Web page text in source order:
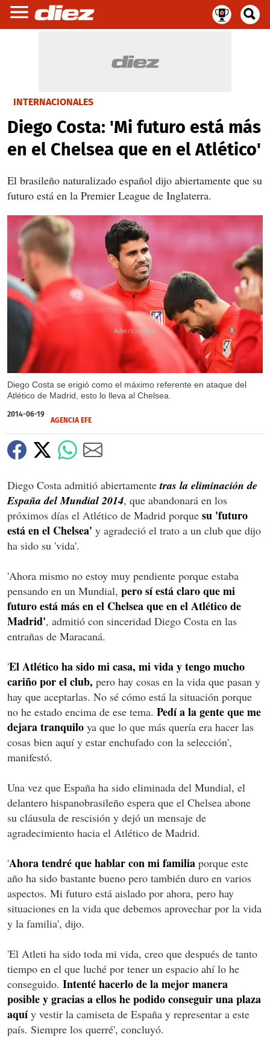
INTERNACIONALES
Diego Costa: 'Mi futuro está más
en el Chelsea que en el Atlético'
El brasileño naturalizado español dijo abiertamente que su
futuro está en la Premier League de Inglaterra.
Diego Costa se erigió como el máximo referente en ataque del
Atlético de Madrid, esto lo lleva al Chelsea.
X
2014-06-19
AGENCIA EFE
Diego Costa admitió abiertamentetras la eliminación de
España del Mundial 2014, que abandonará en los
próximos días el Atlético de Madrid porque su 'futuro
está en el Chelsea' y agradeció el trato a un club que dijo
ha sido su 'vida'.
'Ahora mismo no estoy muy pendiente porque estaba
pensando en un Mundial, pero sí está claro que mi
futuro está más en el Chelsea que en el Atlético de
Madrid', admitió con sinceridad Diego Costa en las
entrañas de Maracaná.
'El Atlético ha sido mi casa, mi vida y tengo mucho
cariño por el club, pero hay cosas en la vida que pasan y
hay que aceptarlas. No sé cómo está la situación porque
no he estado encima de ese tema. Pedí a la gente que me
dejara tranquilo ya que lo que más quería era hacer las
cosas bien aquí y estar enchufado con la selección',
manifestó.
Una vez que España ha sido eliminada del Mundial, el
delantero hispanobrasileño espera que el Chelsea abone
su cláusula de rescisión y dejó un mensaje de
agradecimiento hacia el Atlético de Madrid.
'Ahora tendré que hablar con mi familia porque este
año ha sido bastante bueno pero también duro en varios
aspectos. Mi futuro está aislado por ahora, pero hay
situaciones en la vida que debemos aprovechar por la vida
y la familia', dijo.
'El Atleti ha sido toda mi vida, creo que después de tanto
tiempo en el que luché por tener un espacio ahí lo he
conseguido. Intenté hacerlo de la mejor manera
posible y gracias a ellos he podido conseguir una plaza
aquíy vestir la camiseta de España y representar a este
país. Siempre los querré', concluyó.